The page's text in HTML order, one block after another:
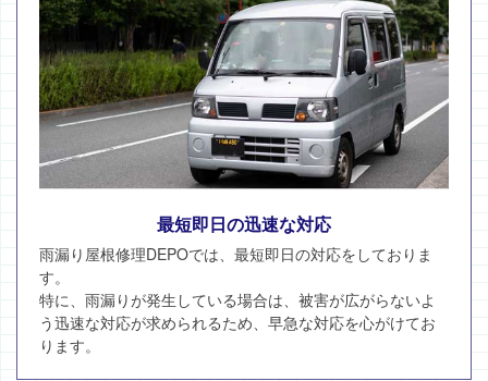
最短即日の迅速な対応
雨漏り屋根修理DEPOでは、最短即日の対応をしておりま
す。
特に、雨漏りが発生している場合は、被害が広がらないよ
う迅速な対応が求められるため、早急な対応を心がけてお
ります。